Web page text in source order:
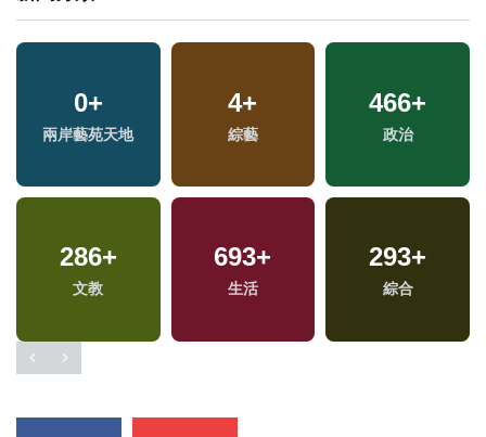
0+
兩岸藝苑天地
4+
綜藝
466+
政治
286+
文教
693+
生活
293+
綜合